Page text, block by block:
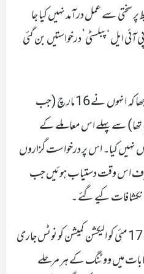
پر سختی سے عمل درآمد نہیں کیا جا
ایل ‘پبلسٹی’ درخواستیں بن گئی
بنچ نے درخواست گزاروں سے پوچھا کہ انہوں نے 16 مارچ (جب
تھا) سے پہلے اس معاملے کے
کیا۔ اس پر درخواست گزاروں
صرف اس وقت دستیاب ہوئیں جب
کیے گئے ۔
اس معاملے میں سپریم کورٹ نے 17 مئی کو الیکشن کمیشن کو نوٹس جاری
انتخابات میں ووٹنگ کے ہر مرحلے